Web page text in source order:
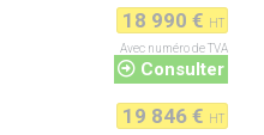
18 990 €
HT
Avec numéro de TVA
Consulter
19 846 €
HT